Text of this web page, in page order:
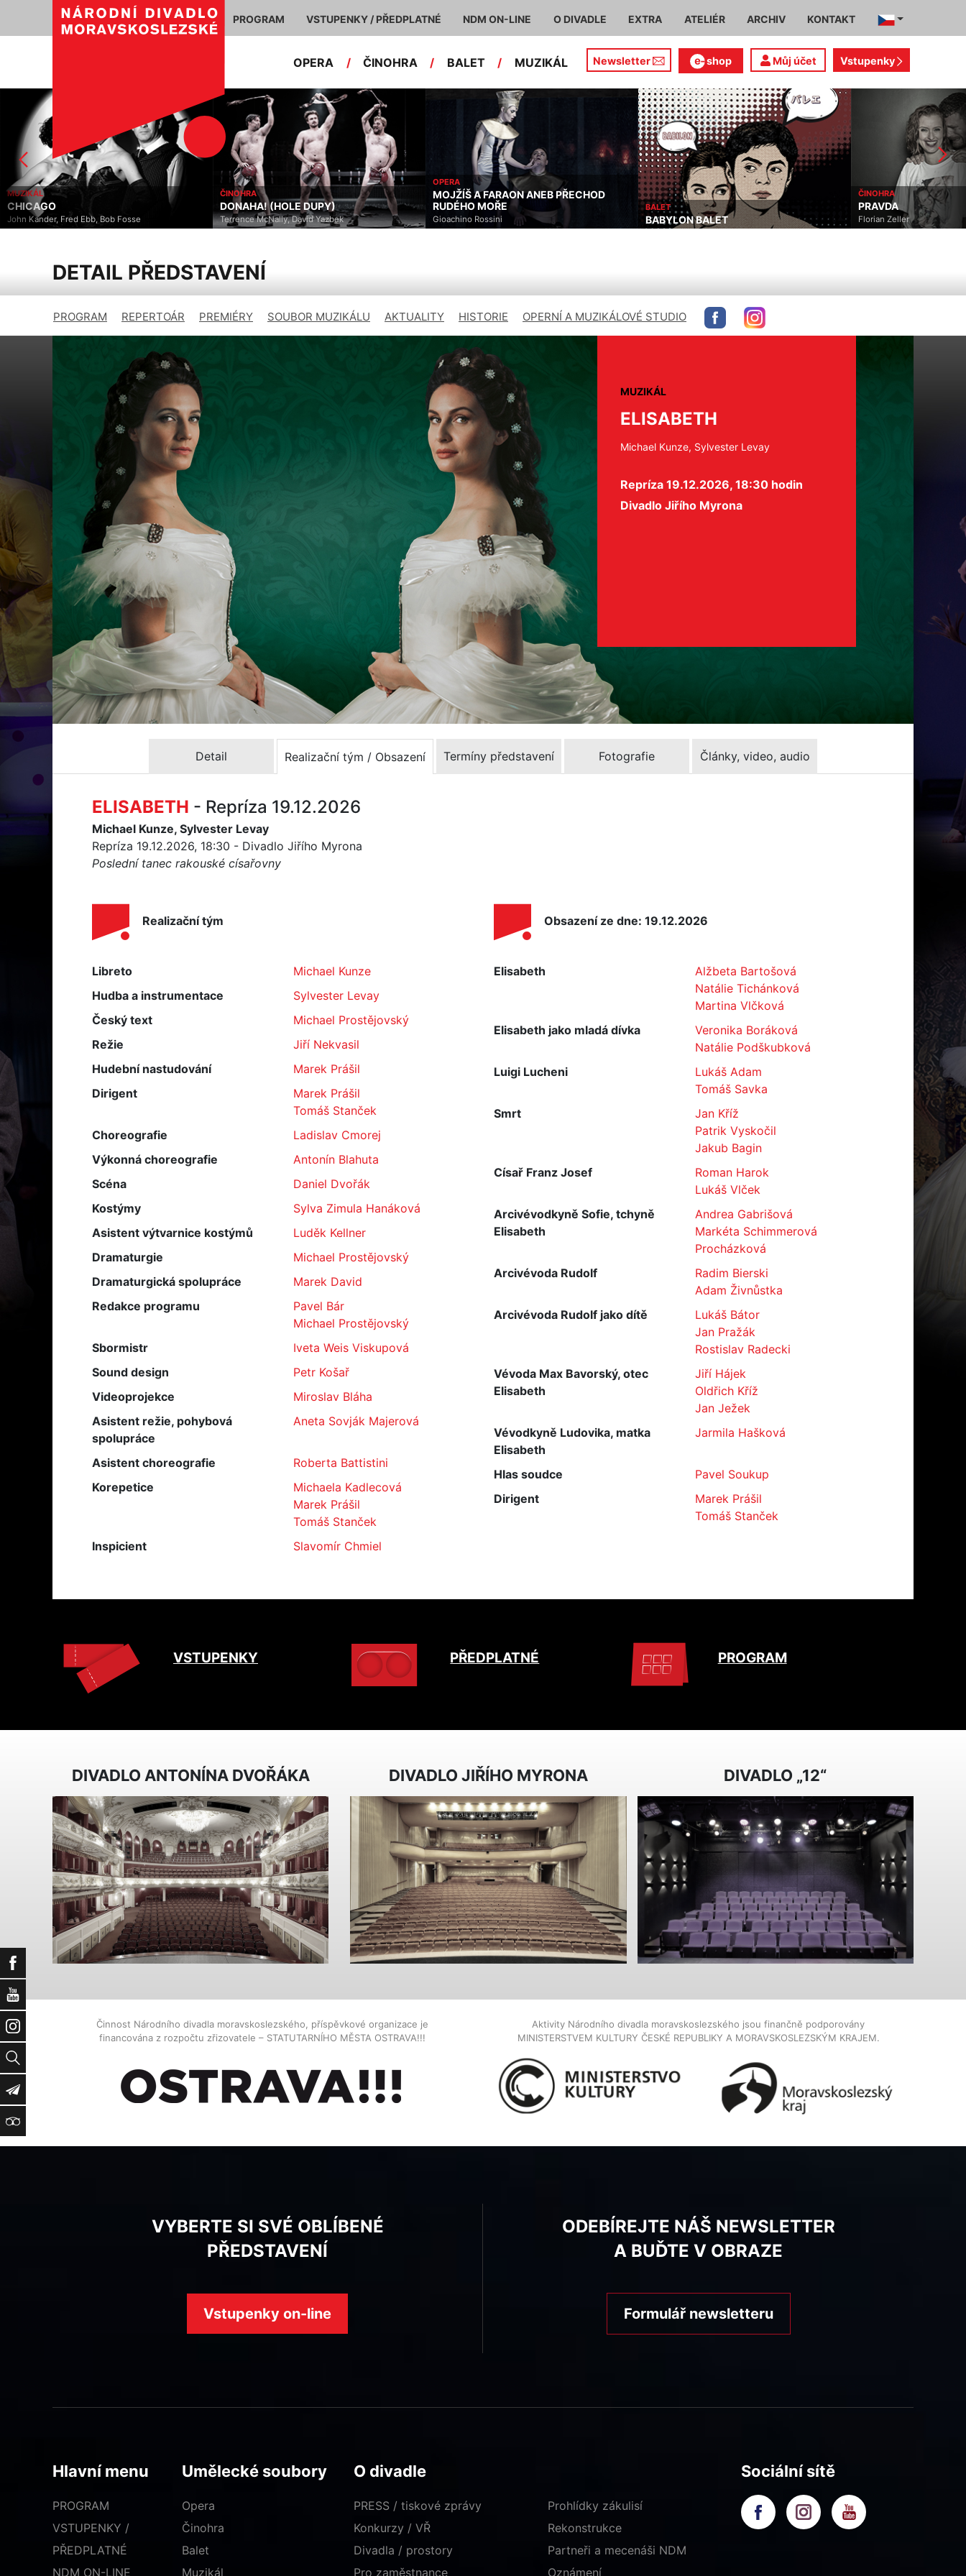
Facebook
YouTube
Instagram
Vyhledat
Newsletter
TripAdvisor
PROGRAM VSTUPENKY / PŘEDPLATNÉ NDM ON-LINE O DIVADLE EXTRA ATELIÉR ARCHIV KONTAKT
OPERA / ČINOHRA / BALET / MUZIKÁL Newsletter shop Můj účet Vstupenky
ČINOHRA
DONAHA! (HOLE DUPY)
Terrence McNally, David Yazbek
OPERA
MOJŽÍŠ A FARAON ANEB PŘECHOD
RUDÉHO MOŘE
Gioachino Rossini
BALET
BABYLON BALET
ČINOHRA
PRAVDA
Florian Zeller
ČINOHRA
MÉDEA
Eurípidés
DETAIL PŘEDSTAVENÍ
PROGRAM REPERTOÁR PREMIÉRY SOUBOR MUZIKÁLU AKTUALITY HISTORIE OPERNÍ A MUZIKÁLOVÉ STUDIO
MUZIKÁL
ELISABETH
Michael Kunze, Sylvester Levay
Repríza 19.12.2026, 18:30 hodin
Divadlo Jiřího Myrona
Detail Realizační tým / Obsazení Termíny představení Fotografie Články, video, audio
ELISABETH - Repríza 19.12.2026
Michael Kunze, Sylvester Levay
Repríza 19.12.2026, 18:30 - Divadlo Jiřího Myrona
Poslední tanec rakouské císařovny
Realizační tým
Libreto
Michael Kunze
Hudba a instrumentace
Sylvester Levay
Český text
Michael Prostějovský
Režie
Jiří Nekvasil
Hudební nastudování
Marek Prášil
Dirigent
Marek Prášil
Tomáš Stanček
Choreografie
Ladislav Cmorej
Výkonná choreografie
Antonín Blahuta
Scéna
Daniel Dvořák
Kostýmy
Sylva Zimula Hanáková
Asistent výtvarnice kostýmů
Luděk Kellner
Dramaturgie
Michael Prostějovský
Dramaturgická spolupráce
Marek David
Redakce programu
Pavel Bár
Michael Prostějovský
Sbormistr
Iveta Weis Viskupová
Sound design
Petr Košař
Videoprojekce
Miroslav Bláha
Asistent režie, pohybová
spolupráce
Aneta Sovják Majerová
Asistent choreografie
Roberta Battistini
Korepetice
Michaela Kadlecová
Marek Prášil
Tomáš Stanček
Inspicient
Slavomír Chmiel
Obsazení ze dne: 19.12.2026
Elisabeth
Alžbeta Bartošová
Natálie Tichánková
Martina Vlčková
Elisabeth jako mladá dívka
Veronika Boráková
Natálie Podškubková
Luigi Lucheni
Lukáš Adam
Tomáš Savka
Smrt
Jan Kříž
Patrik Vyskočil
Jakub Bagin
Císař Franz Josef
Roman Harok
Lukáš Vlček
Arcivévodkyně Sofie, tchyně
Elisabeth
Andrea Gabrišová
Markéta Schimmerová
Procházková
Arcivévoda Rudolf
Radim Bierski
Adam Živnůstka
Arcivévoda Rudolf jako dítě
Lukáš Bátor
Jan Pražák
Rostislav Radecki
Vévoda Max Bavorský, otec
Elisabeth
Jiří Hájek
Oldřich Kříž
Jan Ježek
Vévodkyně Ludovika, matka
Elisabeth
Jarmila Hašková
Hlas soudce
Pavel Soukup
Dirigent
Marek Prášil
Tomáš Stanček
VSTUPENKY PŘEDPLATNÉ PROGRAM
DIVADLO ANTONÍNA DVOŘÁKA DIVADLO JIŘÍHO MYRONA DIVADLO „12“
Činnost Národního divadla moravskoslezského, příspěvkové organizace je
financována z rozpočtu zřizovatele – STATUTARNÍHO MĚSTA OSTRAVA!!!
Aktivity Národního divadla moravskoslezského jsou finančně podporovány
MINISTERSTVEM KULTURY ČESKÉ REPUBLIKY A MORAVSKOSLEZSKÝM KRAJEM.
VYBERTE SI SVÉ OBLÍBENÉ
PŘEDSTAVENÍ
Vstupenky on-line
ODEBÍREJTE NÁŠ NEWSLETTER
A BUĎTE V OBRAZE
Formulář newsletteru
Hlavní menu
PROGRAM
VSTUPENKY /
PŘEDPLATNÉ
NDM ON-LINE
Umělecké soubory
Opera
Činohra
Balet
Muzikál
O divadle
PRESS / tiskové zprávy
Konkurzy / VŘ
Divadla / prostory
Prohlídky zákulisí
Rekonstrukce
Partneři a mecenáši NDM
Pro zaměstnance
Oznámení
Sociální sítě